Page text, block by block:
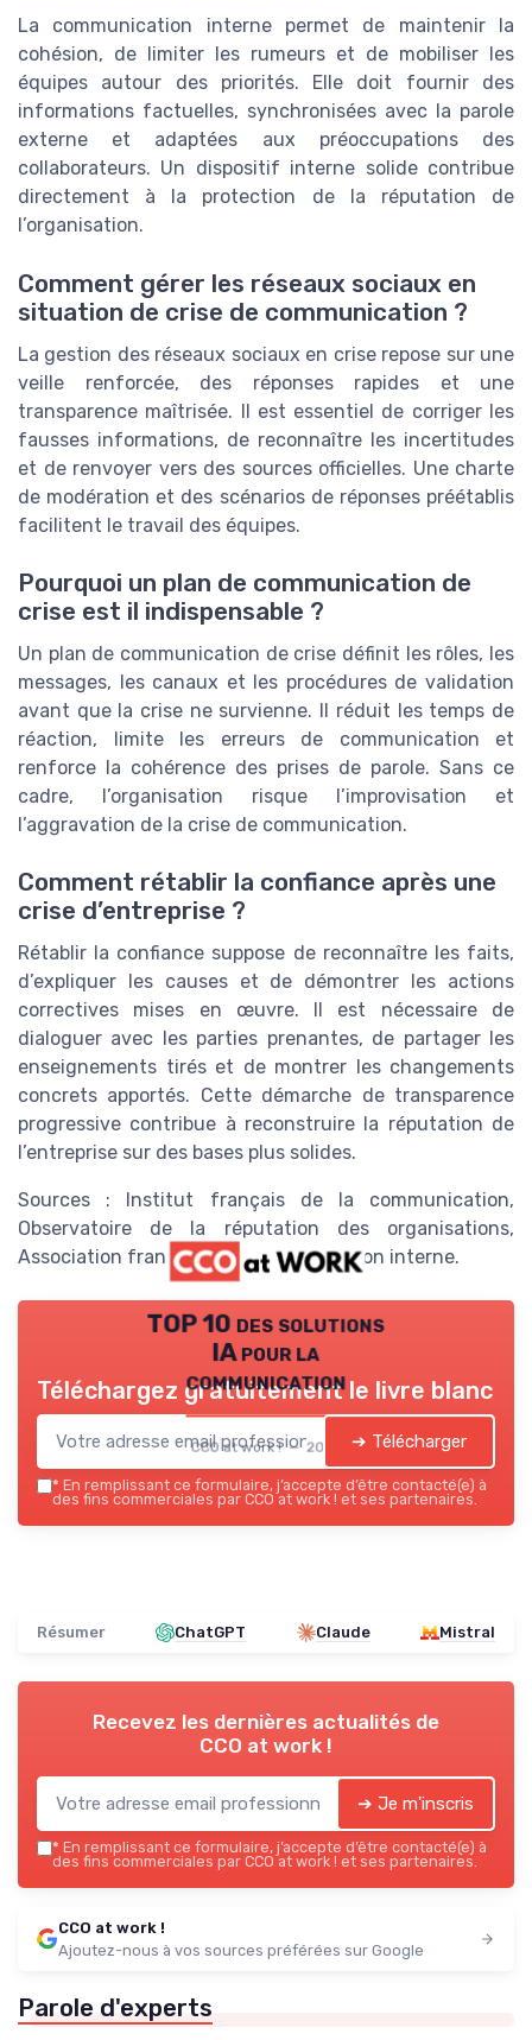
La communication interne permet de maintenir la
cohésion, de limiter les rumeurs et de mobiliser les
équipes autour des priorités. Elle doit fournir des
informations factuelles, synchronisées avec la parole
externe et adaptées aux préoccupations des
collaborateurs. Un dispositif interne solide contribue
directement à la protection de la réputation de
l’organisation.
Comment gérer les réseaux sociaux en
situation de crise de communication ?
La gestion des réseaux sociaux en crise repose sur une
veille renforcée, des réponses rapides et une
transparence maîtrisée. Il est essentiel de corriger les
fausses informations, de reconnaître les incertitudes
et de renvoyer vers des sources officielles. Une charte
de modération et des scénarios de réponses préétablis
facilitent le travail des équipes.
Pourquoi un plan de communication de
crise est il indispensable ?
Un plan de communication de crise définit les rôles, les
messages, les canaux et les procédures de validation
avant que la crise ne survienne. Il réduit les temps de
réaction, limite les erreurs de communication et
renforce la cohérence des prises de parole. Sans ce
cadre, l’organisation risque l’improvisation et
l’aggravation de la crise de communication.
Comment rétablir la confiance après une
crise d’entreprise ?
Rétablir la confiance suppose de reconnaître les faits,
d’expliquer les causes et de démontrer les actions
correctives mises en œuvre. Il est nécessaire de
dialoguer avec les parties prenantes, de partager les
enseignements tirés et de montrer les changements
concrets apportés. Cette démarche de transparence
progressive contribue à reconstruire la réputation de
l’entreprise sur des bases plus solides.
Sources : Institut français de la communication,
Observatoire de la réputation des organisations,
Association française de communication interne.
TOP 10 des solutions
IA pour la
communication
CCO at work ! — 2026
Téléchargez gratuitement le livre blanc
➔ Télécharger
* En remplissant ce formulaire, j’accepte d’être contacté(e) à
des fins commerciales par CCO at work ! et ses partenaires.
Résumer ChatGPT Claude Mistral
Recevez les dernières actualités de
CCO at work !
➔ Je m'inscris
* En remplissant ce formulaire, j’accepte d’être contacté(e) à
des fins commerciales par CCO at work ! et ses partenaires.
CCO at work !
Ajoutez-nous à vos sources préférées sur Google
Parole d'experts